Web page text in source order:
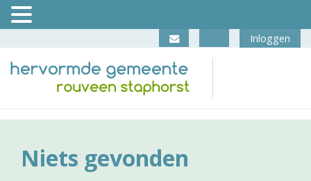
content
Inloggen
Niets gevonden